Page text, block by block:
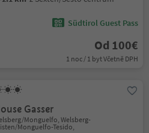
Südtirol Guest Pass
Od 100€
1 noc / 1 byt Včetně DPH
Gasser
Monguelfo, Welsberg-
Monguelfo-Tesido,